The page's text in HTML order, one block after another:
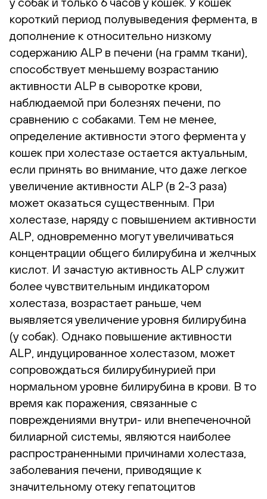
короткий период полувыведения фермента, в
дополнение к относительно низкому
содержанию ALP в печени (на грамм ткани),
способствует меньшему возрастанию
активности ALP в сыворотке крови,
наблюдаемой при болезнях печени, по
сравнению с собаками. Тем не менее,
определение активности этого фермента у
кошек при холестазе остается актуальным,
если принять во внимание, что даже легкое
увеличение активности ALP (в 2-3 раза)
может оказаться существенным. При
холестазе, наряду с повышением активности
ALP, одновременно могут увеличиваться
концентрации общего билирубина и желчных
кислот. И зачастую активность ALP служит
более чувствительным индикатором
холестаза, возрастает раньше, чем
выявляется увеличение уровня билирубина
(у собак). Однако повышение активности
ALP, индуцированное холестазом, может
сопровождаться билирубинурией при
нормальном уровне билирубина в крови. В то
время как поражения, связанные с
повреждениями внутри- или внепеченочной
билиарной системы, являются наиболее
распространенными причинами холестаза,
заболевания печени, приводящие к
значительному отеку гепатоцитов